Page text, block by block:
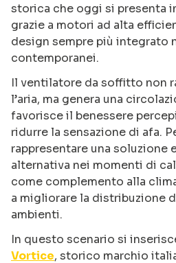
storica che oggi si presenta
grazie a motori ad alta
design sempre più integrato
contemporanei.
Il ventilatore da soffitto non
l’aria, ma genera una
favorisce il benessere
ridurre la sensazione di afa.
rappresentare una soluzione
alternativa nei momenti di
come complemento alla
a migliorare la distribuzione
ambienti.
In questo scenario si
Vortice, storico marchio